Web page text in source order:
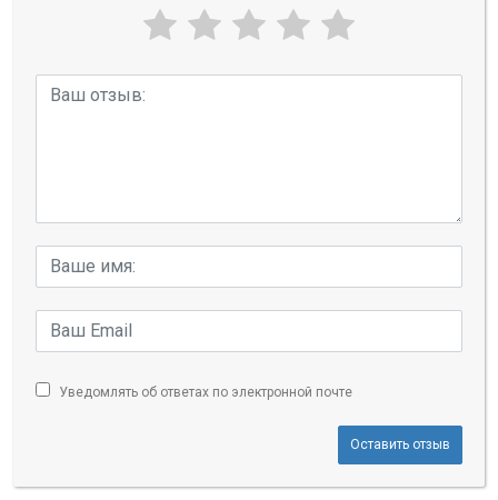
Уведомлять об ответах по электронной почте
Оставить отзыв